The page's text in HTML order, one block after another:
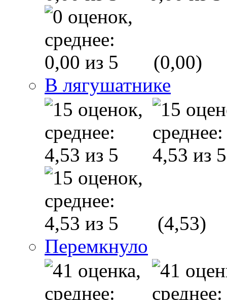
(0,00)
В лягушатнике
(4,53)
Перемкнуло